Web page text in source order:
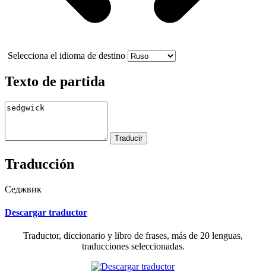
Selecciona el idioma de destino
Texto de partida
Traducción
Седжвик
Descargar traductor
Traductor, diccionario y libro de frases, más de 20 lenguas,
traducciones seleccionadas.